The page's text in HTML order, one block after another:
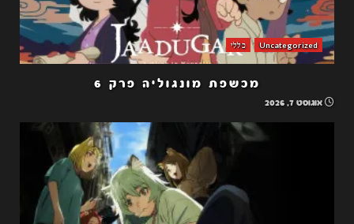
Uncategorized כללי
מכשפת מונגוליה פרק 6
אוגוסט 7, 2026